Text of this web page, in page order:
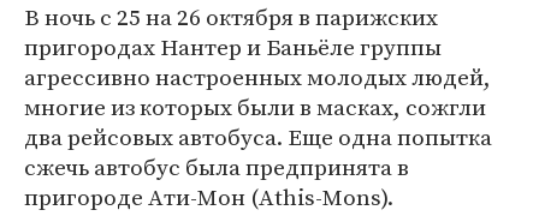
В ночь с 25 на 26 октября в парижских
пригородах Нантер и Баньёле группы
агрессивно настроенных молодых людей,
многие из которых были в масках, сожгли
два рейсовых автобуса. Еще одна попытка
сжечь автобус была предпринята в
пригороде Ати-Мон (Athis-Mons).